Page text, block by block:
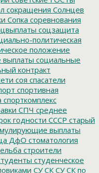
сокращения Солнцев
Сопка соревнования
соцзащита
политическая
положение
выплаты социальные
контракт
соя спасатели
спортивная
спорткомплекс
СПЧ среднее
годности СССР старый
выплаты
ДфО стоматология
строители
студенческое
СУ СК СУ СК по